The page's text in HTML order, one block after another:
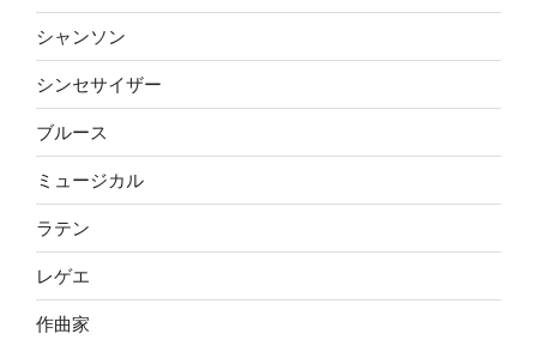
シャンソン
シンセサイザー
ブルース
ミュージカル
ラテン
レゲエ
作曲家